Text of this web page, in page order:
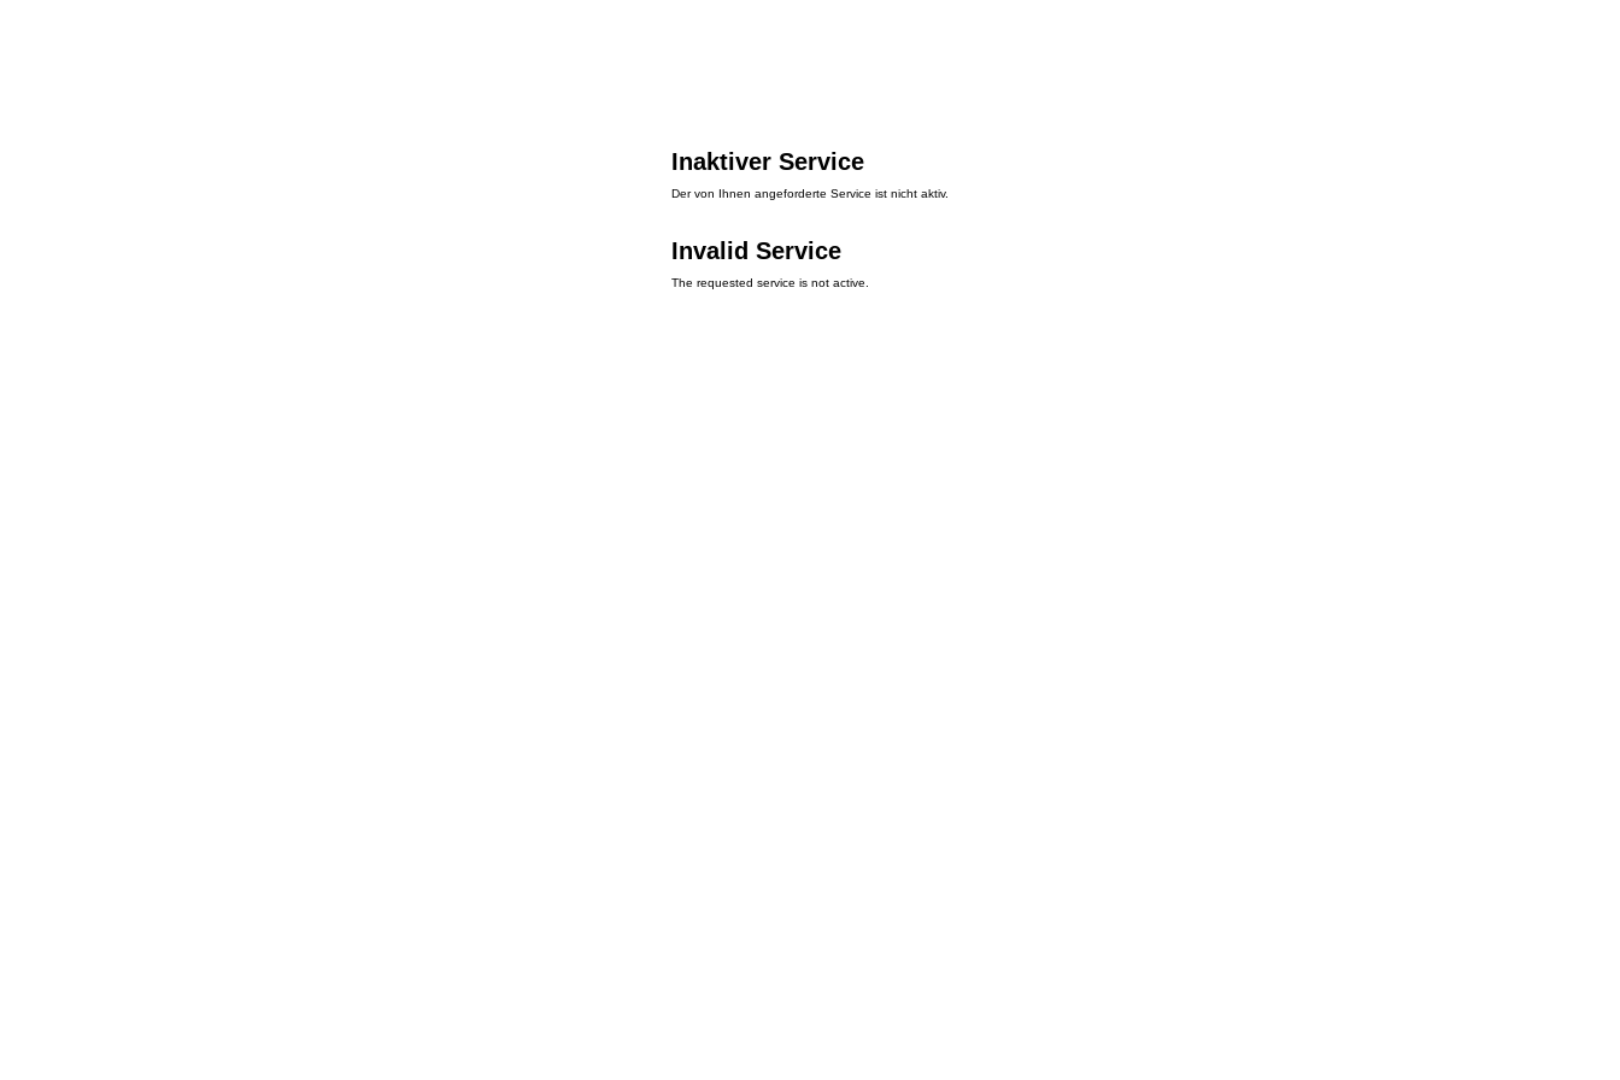
Inaktiver Service
Der von Ihnen angeforderte Service ist nicht aktiv.
Invalid Service
The requested service is not active.